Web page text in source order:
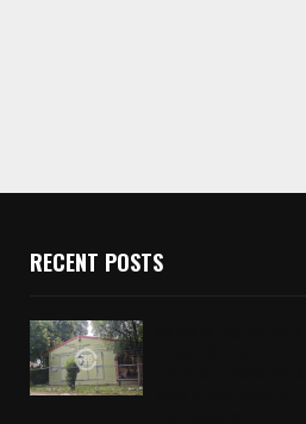
RECENT POSTS